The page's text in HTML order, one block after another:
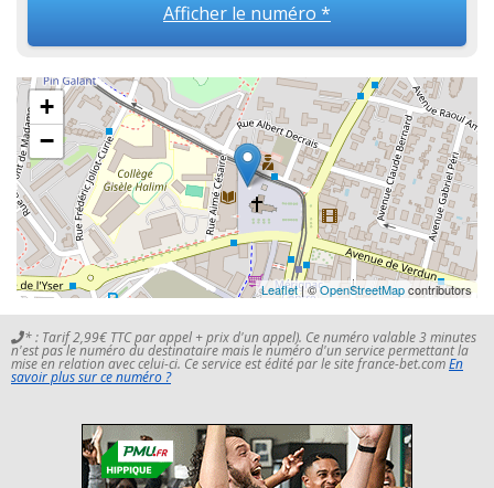
Afficher le numéro *
+
−
Leaflet| ©OpenStreetMapcontributors
* : Tarif 2,99€ TTC par appel + prix d'un appel). Ce numéro valable 3 minutes
n'est pas le numéro du destinataire mais le numéro d'un service permettant la
mise en relation avec celui-ci. Ce service est édité par le site france-bet.comEn
savoir plus sur ce numéro ?